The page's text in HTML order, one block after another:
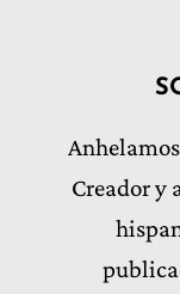
Creador y